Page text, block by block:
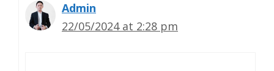
Admin
22/05/2024 at 2:28 pm